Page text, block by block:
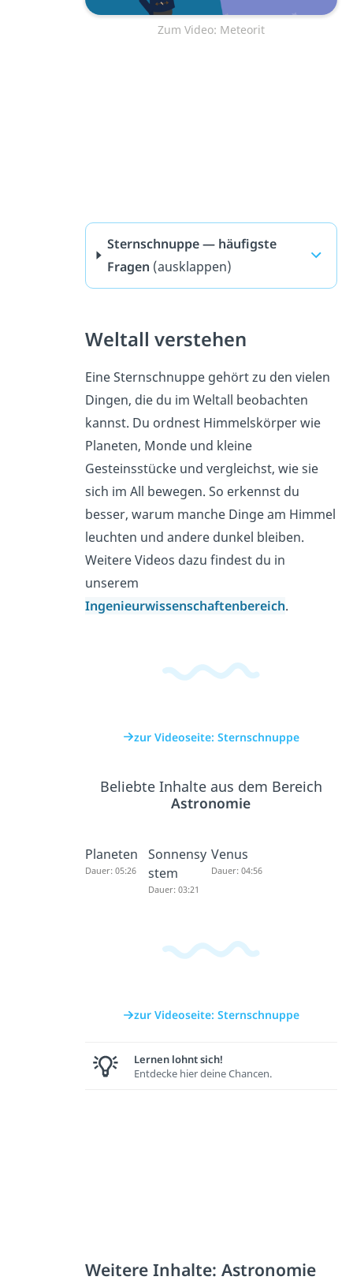
Zum Video: Meteorit
Sternschnuppe — häufigste
Fragen (ausklappen)
Weltall verstehen
Eine Sternschnuppe gehört zu den vielen
Dingen, die du im Weltall beobachten
kannst. Du ordnest Himmelskörper wie
Planeten, Monde und kleine
Gesteinsstücke und vergleichst, wie sie
sich im All bewegen. So erkennst du
besser, warum manche Dinge am Himmel
leuchten und andere dunkel bleiben.
Weitere Videos dazu findest du in
unserem
Ingenieurwissenschaftenbereich.
zur Videoseite: Sternschnuppe
Beliebte Inhalte aus dem Bereich
Astronomie
Planeten
Dauer: 05:26
Sonnensy
stem
Dauer: 03:21
Venus
Dauer: 04:56
zur Videoseite: Sternschnuppe
Lernen lohnt sich!
Entdecke hier deine Chancen.
Weitere Inhalte: Astronomie